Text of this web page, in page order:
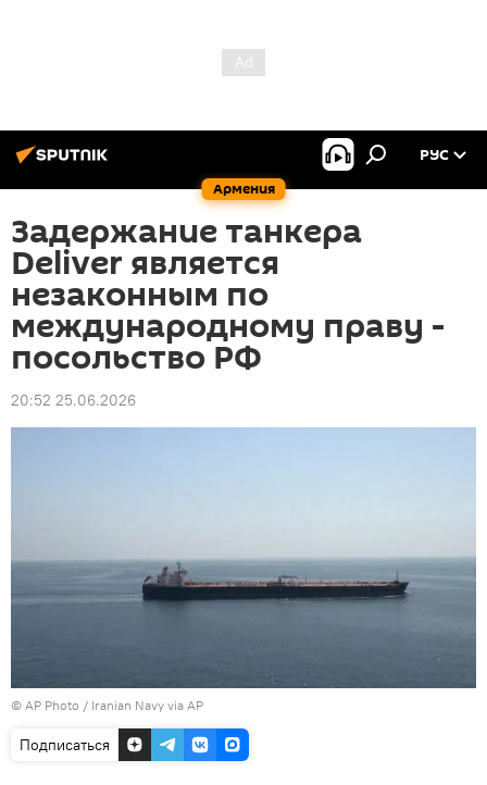
Армения
РУС
Задержание танкера
Deliver является
незаконным по
международному праву -
посольство РФ
20:52 25.06.2026
© AP Photo / Iranian Navy via AP
Подписаться